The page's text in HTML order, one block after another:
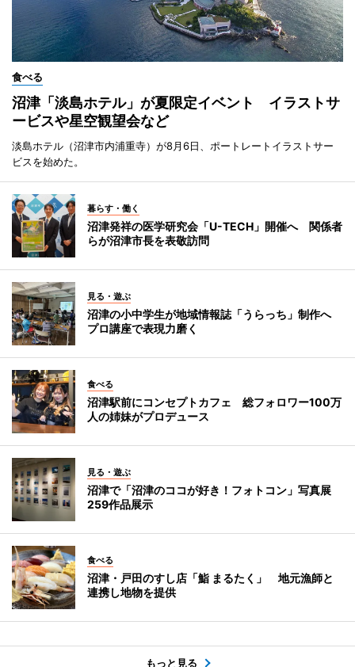
食べる
沼津「淡島ホテル」が夏限定イベント イラストサ
ービスや星空観望会など
淡島ホテル（沼津市内浦重寺）が8月6日、ポートレートイラストサー
ビスを始めた。
暮らす・働く
沼津発祥の医学研究会「U-TECH」開催へ 関係者
らが沼津市長を表敬訪問
見る・遊ぶ
沼津の小中学生が地域情報誌「うらっち」制作へ
プロ講座で表現力磨く
食べる
沼津駅前にコンセプトカフェ 総フォロワー100万
人の姉妹がプロデュース
見る・遊ぶ
沼津で「沼津のココが好き！フォトコン」写真展
259作品展示
食べる
沼津・戸田のすし店「鮨 まるたく」 地元漁師と
連携し地物を提供
もっと見る